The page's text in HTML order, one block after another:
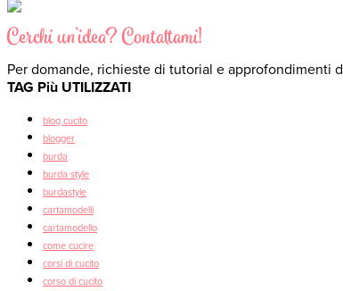
Cerchi un'idea? Contattami!
Per domande, richieste di tutorial e approfondimenti
TAG Più UTILIZZATI
blog cucito
blogger
burda
burda style
burdastyle
cartamodelli
cartamodello
come cucire
corsi di cucito
corso di cucito